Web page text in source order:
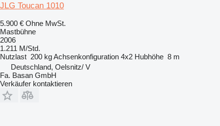
JLG Toucan 1010
5.900 € Ohne MwSt.
Mastbühne
2006
1.211 M/Std.
Nutzlast 200 kgAchsenkonfiguration 4x2 Hubhöhe 8 m
Deutschland, Oelsnitz/ V
Fa. Basan GmbH
Verkäufer kontaktieren